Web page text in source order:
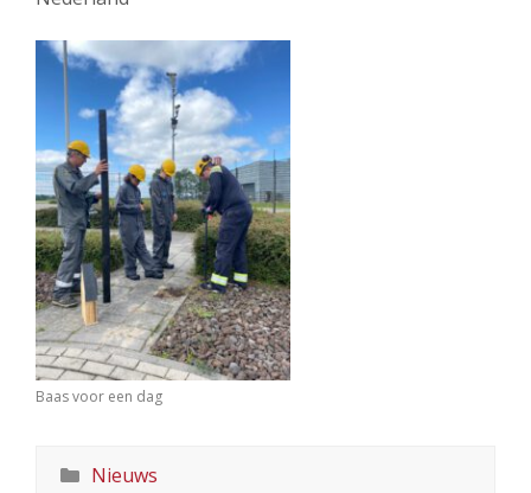
Baas voor een dag
Categorieën
Nieuws